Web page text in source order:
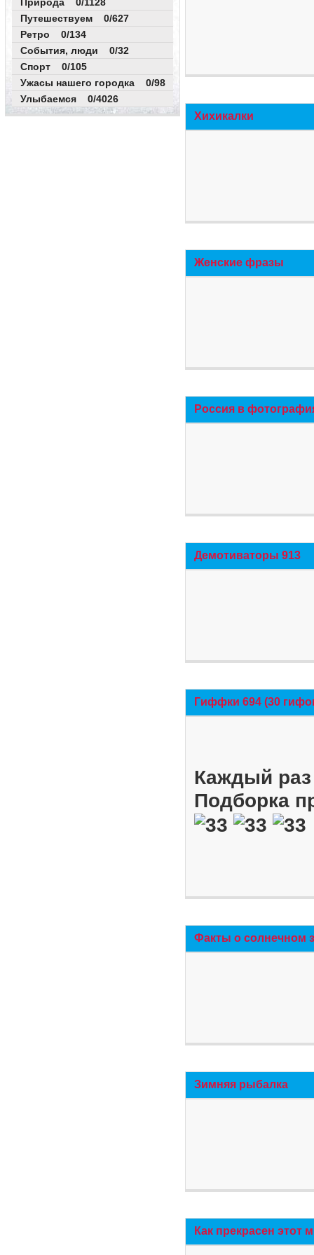
Путешествуем 0/627
Ретро 0/134
События, люди 0/32
Спорт 0/105
Ужасы нашего городка 0/98
Улыбаемся 0/4026
Хихикалки
Женские фразы
Россия в
Демотиваторы 913
Гиффки 694 (30
Каждый
Подборка
Факты о солнечном
Зимняя рыбалка
Как прекрасен этот